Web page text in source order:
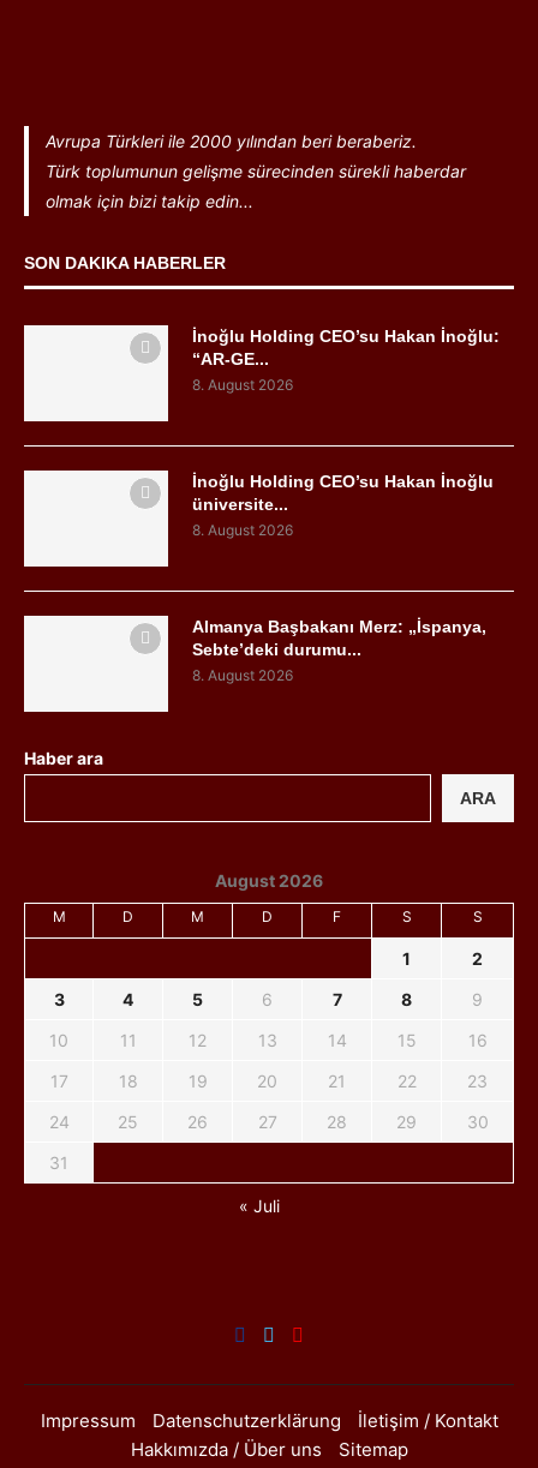
Avrupa Türkleri ile 2000 yılından beri beraberiz.
Türk toplumunun gelişme sürecinden sürekli haberdar
olmak için bizi takip edin...
SON DAKIKA HABERLER
İnoğlu Holding CEO’su Hakan İnoğlu:
“AR-GE...
8. August 2026
İnoğlu Holding CEO’su Hakan İnoğlu
üniversite...
8. August 2026
Almanya Başbakanı Merz: „İspanya,
Sebte’deki durumu...
8. August 2026
Haber ara
ARA
August 2026
M D M D F S S
1
2
3
4 5 6 7 8
9
10
11 12 13 14 15
16
17
18 19 20 21 22
23
24
25 26 27 28 29
30
31
« Juli
Impressum Datenschutzerklärung
İletişim / Kontakt
Hakkımızda / Über uns
Sitemap